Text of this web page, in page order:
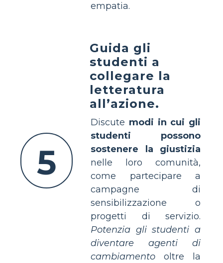
empatia.
5
Guida gli
studenti a
collegare la
letteratura
all’azione.
Discute modi in cui gli
studenti possono
sostenere la giustizia
nelle loro comunità,
come partecipare a
campagne di
sensibilizzazione o
progetti di servizio.
Potenzia gli studenti a
diventare agenti di
cambiamento oltre la